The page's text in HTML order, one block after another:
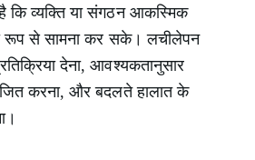
कि व्यक्ति या संगठन आकस्मिक
रूप से सामना कर सके। लचीलेपन
देना, आवश्यकतानुसार
करना, और बदलते हालात के